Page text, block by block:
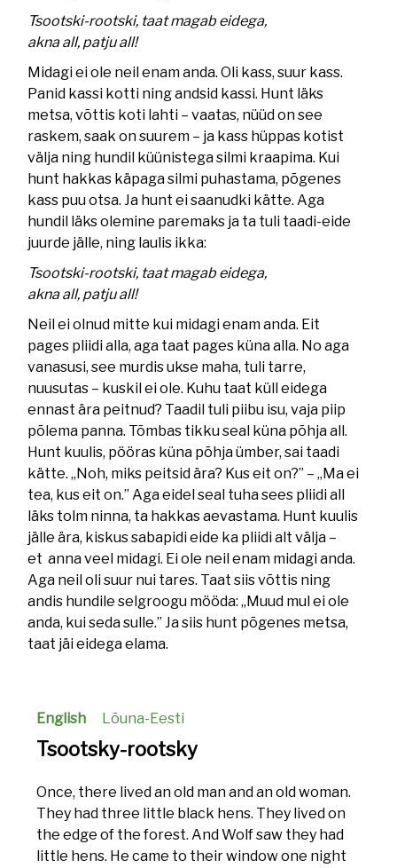
Tsootski-rootski, taat magab eidega,
akna all, patju all!
Midagi ei ole neil enam anda. Oli kass, suur kass.
Panid kassi kotti ning andsid kassi. Hunt läks
metsa, võttis koti lahti – vaatas, nüüd on see
raskem, saak on suurem – ja kass hüppas kotist
välja ning hundil küünistega silmi kraapima. Kui
hunt hakkas käpaga silmi puhastama, põgenes
kass puu otsa. Ja hunt ei saanudki kätte. Aga
hundil läks olemine paremaks ja ta tuli taadi-eide
juurde jälle, ning laulis ikka:
Tsootski-rootski, taat magab eidega,
akna all, patju all!
Neil ei olnud mitte kui midagi enam anda. Eit
pages pliidi alla, aga taat pages küna alla. No aga
vanasusi, see murdis ukse maha, tuli tarre,
nuusutas – kuskil ei ole. Kuhu taat küll eidega
ennast ära peitnud? Taadil tuli piibu isu, vaja piip
põlema panna. Tõmbas tikku seal küna põhja all.
Hunt kuulis, pööras küna põhja ümber, sai taadi
kätte. „Noh, miks peitsid ära? Kus eit on?” – „Ma ei
tea, kus eit on.” Aga eidel seal tuha sees pliidi all
läks tolm ninna, ta hakkas aevastama. Hunt kuulis
jälle ära, kiskus sabapidi eide ka pliidi alt välja –
et anna veel midagi. Ei ole neil enam midagi anda.
Aga neil oli suur nui tares. Taat siis võttis ning
andis hundile selgroogu mööda: „Muud mul ei ole
anda, kui seda sulle.” Ja siis hunt põgenes metsa,
taat jäi eidega elama.
English Lõuna-Eesti
Tsootsky-rootsky
Once, there lived an old man and an old woman.
They had three little black hens. They lived on
the edge of the forest. And Wolf saw they had
little hens. He came to their window one night